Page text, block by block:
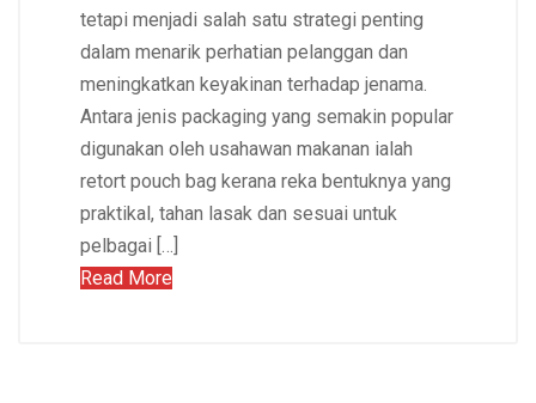
tetapi menjadi salah satu strategi penting
dalam menarik perhatian pelanggan dan
meningkatkan keyakinan terhadap jenama.
Antara jenis packaging yang semakin popular
digunakan oleh usahawan makanan ialah
retort pouch bag kerana reka bentuknya yang
praktikal, tahan lasak dan sesuai untuk
pelbagai […]
Read More